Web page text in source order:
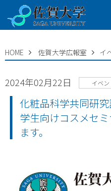
HOME 佐賀大学広報室 イ
2024年02月22日 イベン
化粧品科学共同研
学生向けコスメセ
ます。